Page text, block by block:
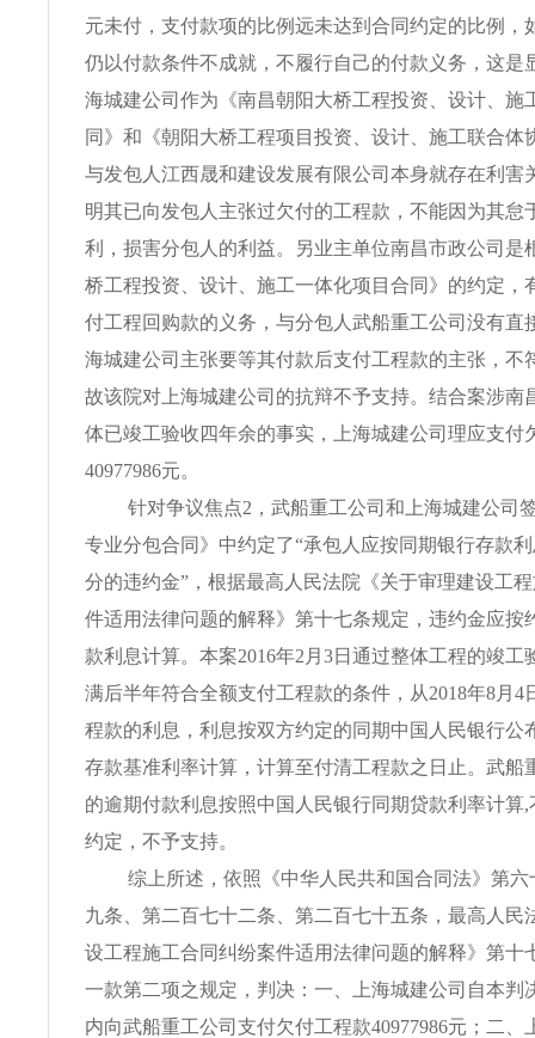
元未付，支付款项的比例远未达到合同约定的比例，
仍以付款条件不成就，不履行自己的付款义务，这是
海城建公司作为《南昌朝阳大桥工程投资、设计、施
同》和《朝阳大桥工程项目投资、设计、施工联合体
与发包人江西晟和建设发展有限公司本身就存在利害
明其已向发包人主张过欠付的工程款，不能因为其怠
利，损害分包人的利益。另业主单位南昌市政公司是
桥工程投资、设计、施工一体化项目合同》的约定，
付工程回购款的义务，与分包人武船重工公司没有直
海城建公司主张要等其付款后支付工程款的主张，不
故该院对上海城建公司的抗辩不予支持。结合案涉南
体已竣工验收四年余的事实，上海城建公司理应支付
40977986元。
针对争议焦点2，武船重工公司和上海城建公司
专业分包合同》中约定了“承包人应按同期银行存款
分的违约金”，根据最高人民法院《关于审理建设工
件适用法律问题的解释》第十七条规定，违约金应按
款利息计算。本案2016年2月3日通过整体工程的竣工
满后半年符合全额支付工程款的条件，从2018年8月4
程款的利息，利息按双方约定的同期中国人民银行公
存款基准利率计算，计算至付清工程款之日止。武船
的逾期付款利息按照中国人民银行同期贷款利率计算
约定，不予支持。
综上所述，依照《中华人民共和国合同法》第
九条、第二百七十二条、第二百七十五条，最高人民
设工程施工合同纠纷案件适用法律问题的解释》第十
一款第二项之规定，判决：一、上海城建公司自本判
内向武船重工公司支付欠付工程款40977986元；二、